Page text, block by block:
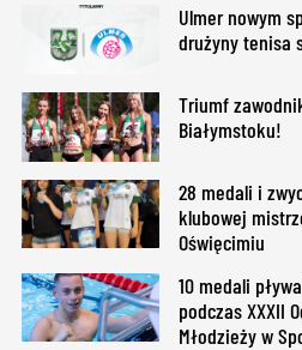
Ulmer nowym
drużyny tenisa
Triumf
Białymstoku!
28 medali i
klubowej
Oświęcimiu
10 medali
podczas XXXII
Młodzieży w